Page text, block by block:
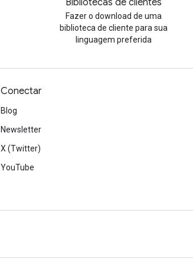
Bibliotecas de clientes
Fazer o download de uma
biblioteca de cliente para sua
linguagem preferida
Conectar
Blog
Newsletter
X (Twitter)
YouTube